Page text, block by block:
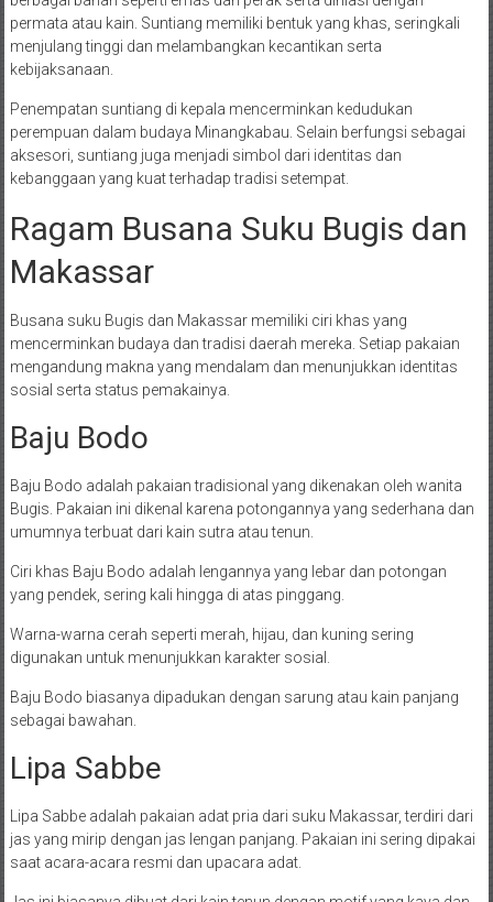
permata atau kain. Suntiang memiliki bentuk yang khas, seringkali
menjulang tinggi dan melambangkan kecantikan serta
kebijaksanaan.
Penempatan suntiang di kepala mencerminkan kedudukan
perempuan dalam budaya Minangkabau. Selain berfungsi sebagai
aksesori, suntiang juga menjadi simbol dari identitas dan
kebanggaan yang kuat terhadap tradisi setempat.
Ragam Busana Suku Bugis dan
Makassar
Busana suku Bugis dan Makassar memiliki ciri khas yang
mencerminkan budaya dan tradisi daerah mereka. Setiap pakaian
mengandung makna yang mendalam dan menunjukkan identitas
sosial serta status pemakainya.
Baju Bodo
Baju Bodo adalah pakaian tradisional yang dikenakan oleh wanita
Bugis. Pakaian ini dikenal karena potongannya yang sederhana dan
umumnya terbuat dari kain sutra atau tenun.
Ciri khas Baju Bodo adalah lengannya yang lebar dan potongan
yang pendek, sering kali hingga di atas pinggang.
Warna-warna cerah seperti merah, hijau, dan kuning sering
digunakan untuk menunjukkan karakter sosial.
Baju Bodo biasanya dipadukan dengan sarung atau kain panjang
sebagai bawahan.
Lipa Sabbe
Lipa Sabbe adalah pakaian adat pria dari suku Makassar, terdiri dari
jas yang mirip dengan jas lengan panjang. Pakaian ini sering dipakai
saat acara-acara resmi dan upacara adat.